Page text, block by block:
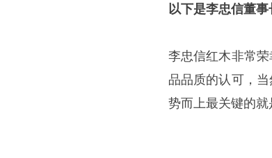
以下是李忠信董事
李忠信红木非常
品品质的认可，
势而上最关键的就